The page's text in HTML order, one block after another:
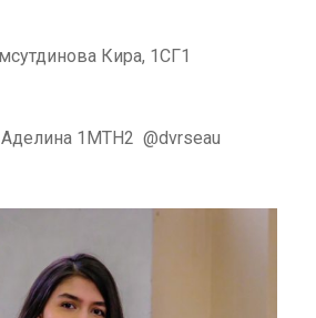
Кира, 1СГ1
1МТН2 @dvrseau